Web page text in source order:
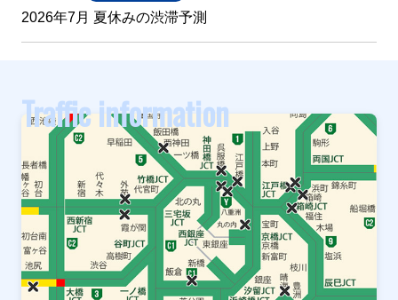
2026年7月 夏休みの渋滞予測
Traffic information